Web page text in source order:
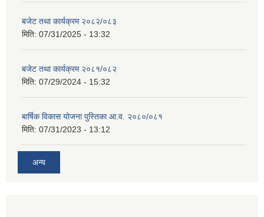
बजेट तथा कार्यक्रम २०८२/०८३
मिति: 07/31/2025 - 13:32
बजेट तथा कार्यक्रम २०८१/०८२
मिति: 07/29/2024 - 15:32
बार्षिक विकास योजना पुस्तिका आ.व. २०८०/०८१
मिति: 07/31/2023 - 13:12
अन्य